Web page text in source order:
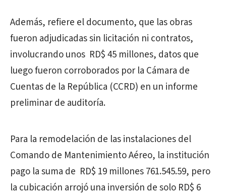
Además, refiere el documento, que las obras
fueron adjudicadas sin licitación ni contratos,
involucrando unos RD$ 45 millones, datos que
luego fueron corroborados por la Cámara de
Cuentas de la República (CCRD) en un informe
preliminar de auditoría.
Para la remodelación de las instalaciones del
Comando de Mantenimiento Aéreo, la institución
pago la suma de RD$ 19 millones 761.545.59, pero
la cubicación arrojó una inversión de solo RD$ 6